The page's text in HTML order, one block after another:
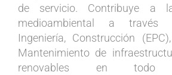
de servicio. Contribuye a
medioambiental a través
Ingeniería, Construcción
Mantenimiento de
renovables en